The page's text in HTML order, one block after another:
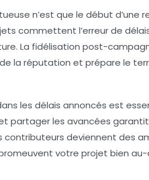
n’est que le début d’une
commettent l’erreur de
La fidélisation post-
la réputation et prépare le
les délais annoncés est
partager les avancées
contributeurs deviennent des
votre projet bien